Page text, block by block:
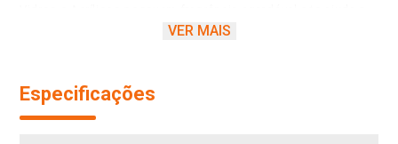
fazer a limpeza diária de sua casa de forma rápida e fácil.
mesas, telas e todos seus objetos de vidro e acrílico ficarão
limpos e brilhantes. Com o produto no gatilho, é possível
VER MAIS
Especificações